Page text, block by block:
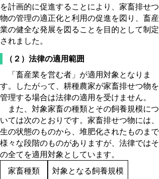
を計画的に促進することにより、家畜排せつ
物の管理の適正化と利用の促進を図り、畜産
業の健全な発展を図ることを目的として制定
されました。
（２）法律の適用範囲
「畜産業を営む者」が適用対象となりま
す。したがって、耕種農家が家畜排せつ物を
管理する場合は法律の適用を受けません。
また、対象家畜の種類とその飼養規模につ
いては次のとおりです。家畜排せつ物には、
生の状態のものから、堆肥化されたものまで
様々な段階のものがありますが、法律ではそ
の全てを適用対象としています。
家畜種類
対象となる飼養規模